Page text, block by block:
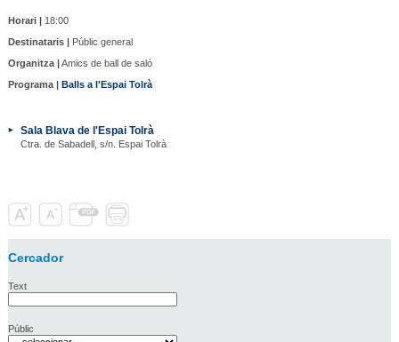
Horari |18:00
Destinataris |Públic general
Organitza |Amics de ball de saló
Programa | Balls a l'Espai Tolrà
Sala Blava de l'Espai Tolrà
Ctra. de Sabadell, s/n. Espai Tolrà
Cercador
Text
Públic